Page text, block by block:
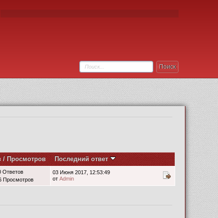
/Просмотров Последний ответ
Ответов
Просмотров
03 Июня 2017, 12:53:49
отAdmin